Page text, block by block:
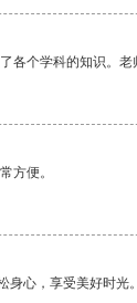
各个学科的知识。
方便。
心，享受美好时光。